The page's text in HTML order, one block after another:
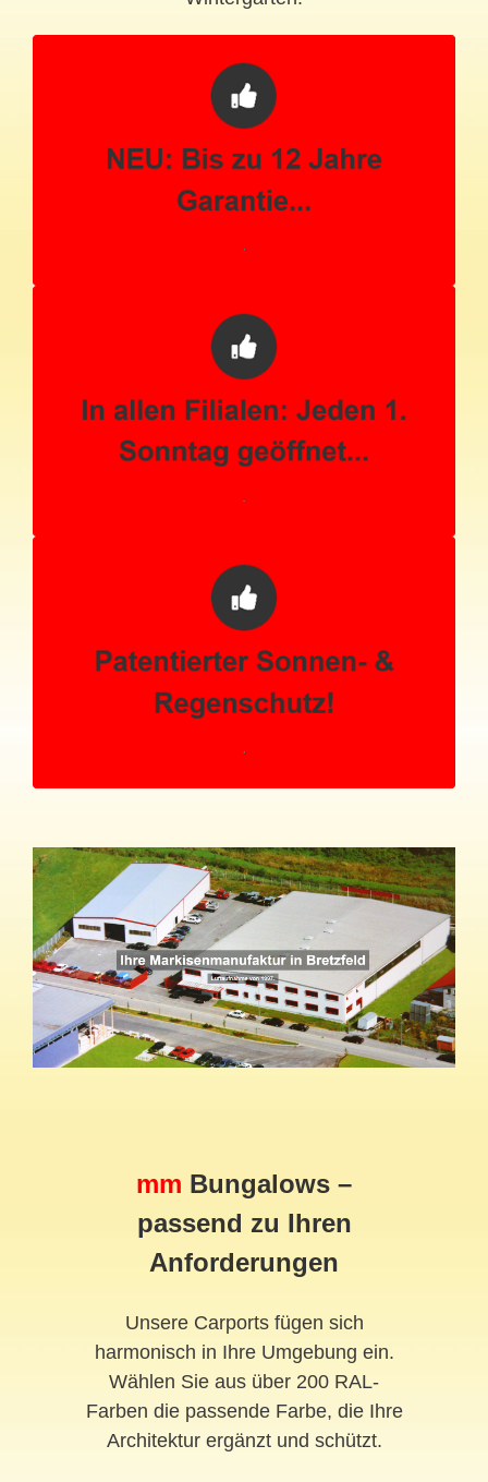
mm Bungalows –
passend zu Ihren
Anforderungen
Unsere Carports fügen sich
harmonisch in Ihre Umgebung ein.
Wählen Sie aus über 200 RAL-
Farben die passende Farbe, die Ihre
Architektur ergänzt und schützt.